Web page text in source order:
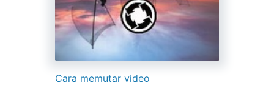
Cara memutar video